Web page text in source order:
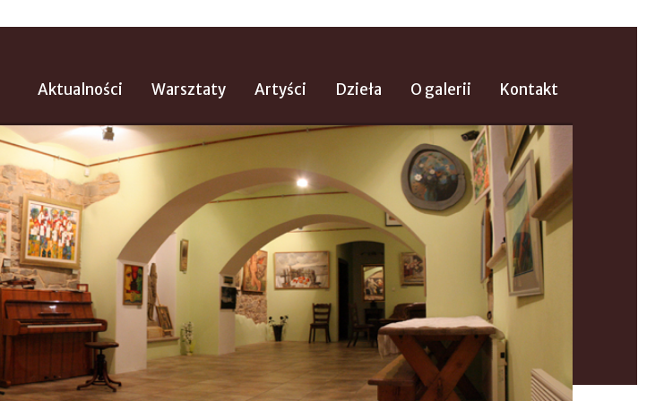
Aktualności Warsztaty Artyści Dzieła O galerii Kontakt